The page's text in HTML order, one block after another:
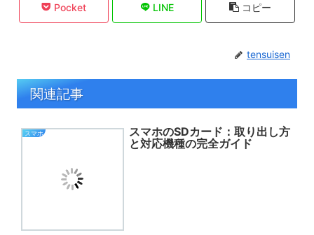
Pocket LINE コピー
tensuisen
関連記事
スマホ
スマホのSDカード：取り出し方
と対応機種の完全ガイド